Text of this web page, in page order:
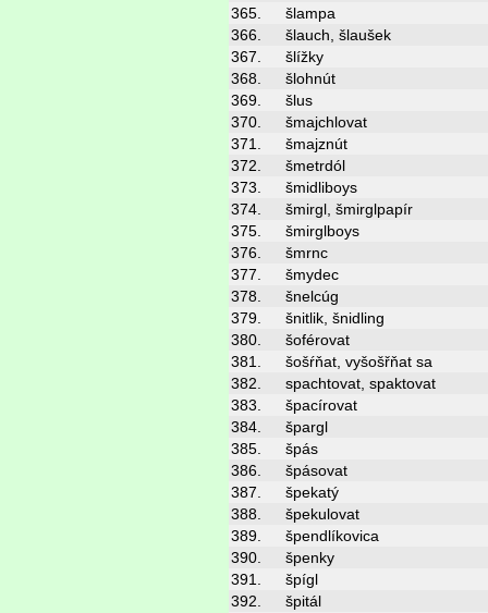
365.
šlampa
366.
šlauch, šlaušek
367.
šlížky
368.
šlohnút
369.
šlus
370.
šmajchlovat
371.
šmajznút
372.
šmetrdól
373.
šmidliboys
374.
šmirgl, šmirglpapír
375.
šmirglboys
376.
šmrnc
377.
šmydec
378.
šnelcúg
379.
šnitlik, šnidling
380.
šoférovat
381.
šošŕňat, vyšošřňat sa
382.
spachtovat, spaktovat
383.
špacírovat
384.
špargl
385.
špás
386.
špásovat
387.
špekatý
388.
špekulovat
389.
špendlíkovica
390.
špenky
391.
špígl
392.
špitál